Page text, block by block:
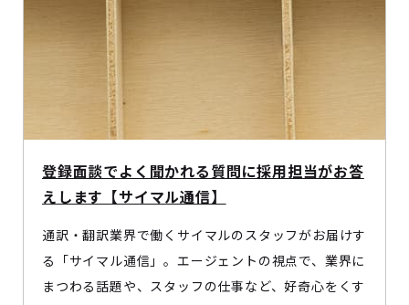
登録面談でよく聞かれる質問に採用担当がお答
えします【サイマル通信】
通訳・翻訳業界で働くサイマルのスタッフがお届けす
る「サイマル通信」。エージェントの視点で、業界に
まつわる話題や、スタッフの仕事など、好奇心をくす